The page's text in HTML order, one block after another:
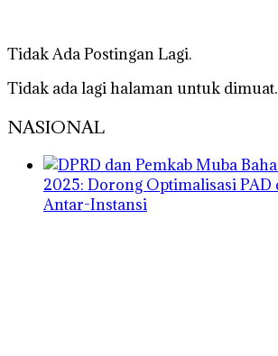
Tidak Ada Postingan Lagi.
Tidak ada lagi halaman untuk dimuat.
NASIONAL